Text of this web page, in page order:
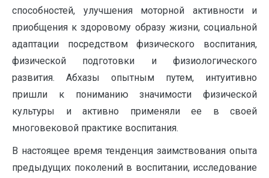
способностей, улучшения моторной активности и
приобщения к здоровому образу жизни, социальной
адаптации посредством физического воспитания,
физической подготовки и физиологического
развития. Абхазы опытным путем, интуитивно
пришли к пониманию значимости физической
культуры и активно применяли ее в своей
многовековой практике воспитания.
В настоящее время тенденция заимствования опыта
предыдущих поколений в воспитании, исследование